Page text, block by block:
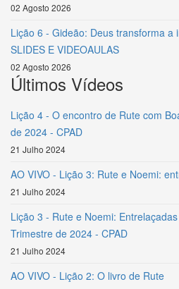
02 Agosto 2026
Lição 6 - Gideão: Deus transforma a
SLIDES E VIDEOAULAS
02 Agosto 2026
Últimos Vídeos
Lição 4 - O encontro de Rute com
de 2024 - CPAD
21 Julho 2024
AO VIVO - Lição 3: Rute e Noemi:
21 Julho 2024
Lição 3 - Rute e Noemi:
Trimestre de 2024 - CPAD
21 Julho 2024
AO VIVO - Lição 2: O livro de Rute